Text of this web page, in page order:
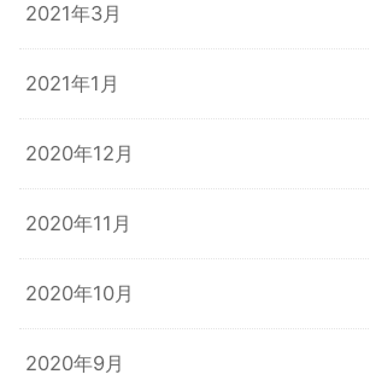
2021年3月
2021年1月
2020年12月
2020年11月
2020年10月
2020年9月